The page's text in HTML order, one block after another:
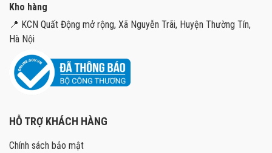
Kho hàng
📍 KCN Quất Động mở rộng, Xã Nguyễn Trãi, Huyện Thường Tín,
Hà Nội
HỖ TRỢ KHÁCH HÀNG
Chính sách bảo mật